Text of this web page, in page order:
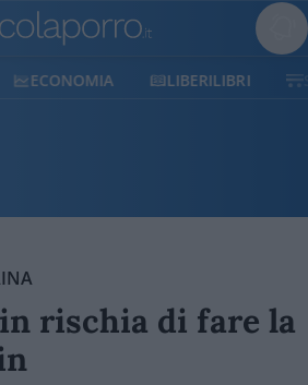
SHOP SOSTIENICI
rischia di fare la